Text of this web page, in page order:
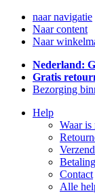
naar navigatie
Naar content
Naar
Nederland:
Gratis
Bezorging
Help
Waar is
Contact
Alle